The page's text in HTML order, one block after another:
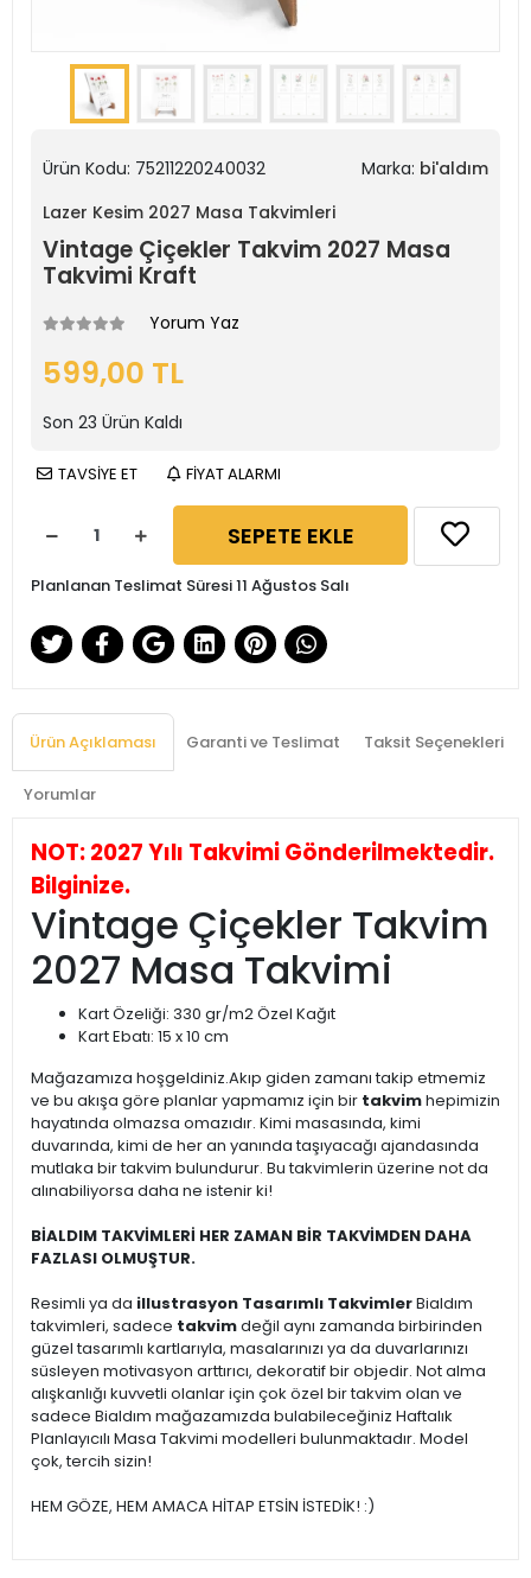
Ürün Kodu: 75211220240032 Marka: bi'aldım
Lazer Kesim 2027 Masa Takvimleri
Vintage Çiçekler Takvim 2027 Masa
Takvimi Kraft
Yorum Yaz
599,00 TL
Son 23 Ürün Kaldı
TAVSİYE ET FİYAT ALARMI
SEPETE EKLE
Planlanan Teslimat Süresi 11 Ağustos Salı
Ürün Açıklaması Garanti ve Teslimat Taksit Seçenekleri
Yorumlar
NOT: 2027 Yılı Takvimi Gönderilmektedir.
Bilginize.
Vintage Çiçekler Takvim
2027 Masa Takvimi
Kart Özeliği: 330 gr/m2 Özel Kağıt
Kart Ebatı: 15 x 10 cm
Mağazamıza hoşgeldiniz.Akıp giden zamanı takip etmemiz
ve bu akışa göre planlar yapmamız için bir takvimhepimizin
hayatında olmazsa omazıdır. Kimi masasında, kimi
duvarında, kimi de her an yanında taşıyacağı ajandasında
mutlaka bir takvim bulundurur. Bu takvimlerin üzerine not da
alınabiliyorsa daha ne istenir ki!
BİALDIM TAKVİMLERİ HER ZAMAN BİR TAKVİMDEN DAHA
FAZLASI OLMUŞTUR.
Resimli ya da illustrasyon Tasarımlı TakvimlerBialdım
takvimleri, sadece takvimdeğil aynı zamanda birbirinden
güzel tasarımlı kartlarıyla, masalarınızı ya da duvarlarınızı
süsleyen motivasyon arttırıcı, dekoratif bir objedir. Not alma
alışkanlığı kuvvetli olanlar için çok özel bir takvim olan ve
sadece Bialdım mağazamızda bulabileceğiniz Haftalık
Planlayıcılı Masa Takvimi modelleri bulunmaktadır. Model
çok, tercih sizin!
HEM GÖZE, HEM AMACA HİTAP ETSİN İSTEDİK! :)